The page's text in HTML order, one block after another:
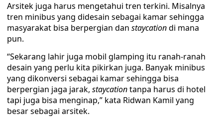
Arsitek juga harus mengetahui tren terkini. Misalnya
tren minibus yang didesain sebagai kamar sehingga
masyarakat bisa berpergian dan staycationdi mana
pun.
“Sekarang lahir juga mobil glamping itu ranah-ranah
desain yang perlu kita pikirkan juga. Banyak minibus
yang dikonversi sebagai kamar sehingga bisa
berpergian jaga jarak, staycationtanpa harus di hotel
tapi juga bisa menginap,” kata Ridwan Kamil yang
besar sebagai arsitek.